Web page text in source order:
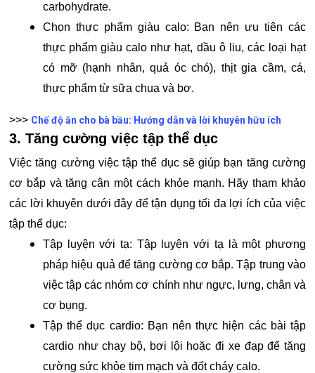
carbohydrate.
Chọn thực phẩm giàu calo: Bạn nên ưu tiên các
thực phẩm giàu calo như hạt, dầu ô liu, các loại hạt
có mỡ (hạnh nhân, quả óc chó), thịt gia cầm, cá,
thực phẩm từ sữa chua và bơ.
Chế độ ăn cho bà bầu: Hướng dẫn và lời khuyên hữu ích
3. Tăng cường việc tập thể dục
Việc tăng cường việc tập thể dục sẽ giúp bạn tăng cường
cơ bắp và tăng cân một cách khỏe mạnh. Hãy tham khảo
các lời khuyên dưới đây để tận dụng tối đa lợi ích của việc
tập thể dục:
Tập luyện với tạ: Tập luyện với tạ là một phương
pháp hiệu quả để tăng cường cơ bắp. Tập trung vào
việc tập các nhóm cơ chính như ngực, lưng, chân và
cơ bụng.
Tập thể dục cardio: Bạn nên thực hiện các bài tập
cardio như chạy bộ, bơi lội hoặc đi xe đạp để tăng
cường sức khỏe tim mạch và đốt cháy calo.